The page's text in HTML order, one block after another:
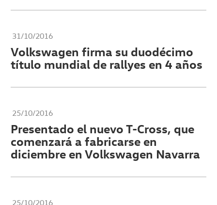
31/10/2016
Volkswagen firma su duodécimo
título mundial de rallyes en 4 años
25/10/2016
Presentado el nuevo T-Cross, que
comenzará a fabricarse en
diciembre en Volkswagen Navarra
25/10/2016